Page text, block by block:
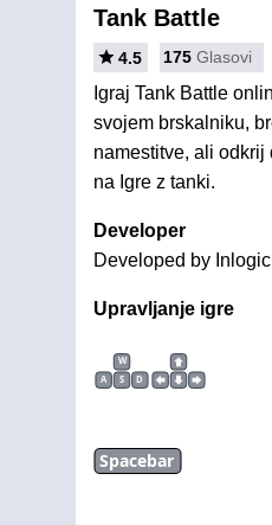
Tank Battle
4.5 175 Glasovi
Igraj Tank Battle
svojem brskalniku,
namestitve, ali
na Igre z tanki.
Developer
Developed by
Upravljanje igre
W
A
S D
Spacebar